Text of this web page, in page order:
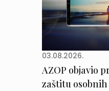
03.08.2026.
AZOP objavio
zaštitu